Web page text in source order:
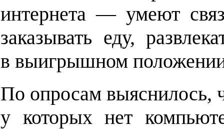
интернета — умеют
заказывать еду,
в выигрышном
По опросам выяснилось,
у которых нет